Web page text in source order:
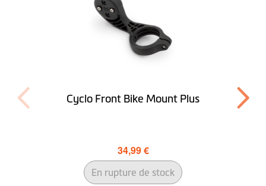
Cyclo Front Bike Mount Plus
34,99 €
En rupture de stock